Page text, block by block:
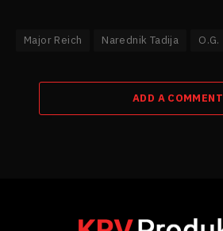
Major Reich Narednik Tadija O.G.
ADD A COMMENT